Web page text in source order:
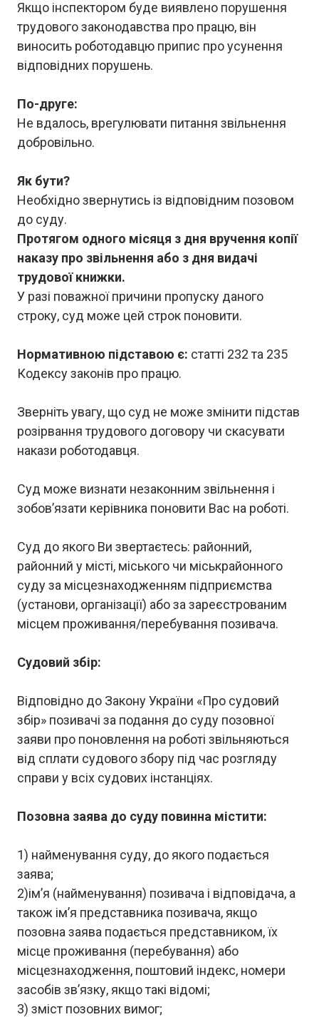
Якщо інспектором буде виявлено порушення
трудового законодавства про працю, він
виносить роботодавцю припис про усунення
відповідних порушень.
По-друге:
Не вдалось, врегулювати питання звільнення
добровільно.
Як бути?
Необхідно звернутись із відповідним позовом
до суду.
Протягом одного місяця з дня вручення копії
наказу про звільнення або з дня видачі
трудової книжки.
У разі поважної причини пропуску даного
строку, суд може цей строк поновити.
Нормативною підставою є: статті 232 та 235
Кодексу законів про працю.
Зверніть увагу, що суд не може змінити підстав
розірвання трудового договору чи скасувати
накази роботодавця.
Суд може визнати незаконним звільнення і
зобов’язати керівника поновити Вас на роботі.
Суд до якого Ви звертаєтесь: районний,
районний у місті, міського чи міськрайонного
суду за місцезнаходженням підприємства
(установи, організації) або за зареєстрованим
місцем проживання/перебування позивача.
Судовий збір:
Відповідно до Закону України «Про судовий
збір» позивачі за подання до суду позовної
заяви про поновлення на роботі звільняються
від сплати судового збору під час розгляду
справи у всіх судових інстанціях.
Позовна заява до суду повинна містити:
1) найменування суду, до якого подається
заява;
2)ім’я (найменування) позивача і відповідача, а
також ім’я представника позивача, якщо
позовна заява подається представником, їх
місце проживання (перебування) або
місцезнаходження, поштовий індекс, номери
засобів зв’язку, якщо такі відомі;
3) зміст позовних вимог;